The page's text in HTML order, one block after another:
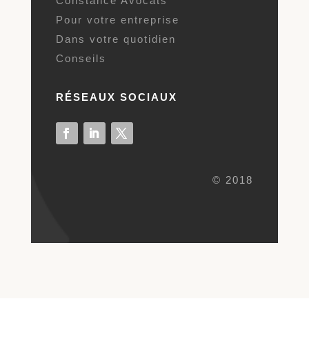
Pour votre entreprise
Dans votre quotidien
Conseils
RÉSEAUX SOCIAUX
© 2018